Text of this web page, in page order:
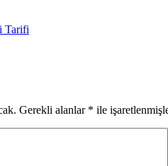
Tarifi
Gerekli alanlar * ile